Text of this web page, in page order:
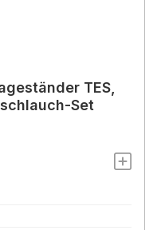
TES,
Set